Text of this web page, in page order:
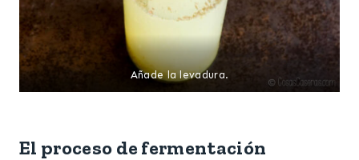
Añade la levadura.
El proceso de fermentación